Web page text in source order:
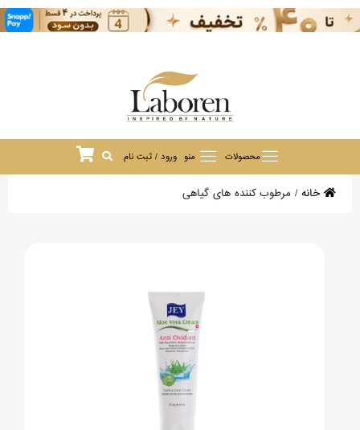
محصولات منو ورود / ثبت نام
خانه/ مرطوب کننده های گیاهی